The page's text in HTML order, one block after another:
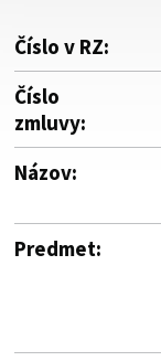
Číslo v RZ:
Číslo
zmluvy:
Názov:
Predmet: